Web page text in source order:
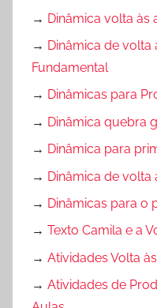
→ Dinâmica volta às
→ Dinâmica de volta
Fundamental
→ Dinâmicas para
→ Dinâmica quebra
→ Dinâmica para
→ Dinâmica de volta
→ Dinâmicas para o
→ Texto Camila e a
→ Atividades Volta
→ Atividades de